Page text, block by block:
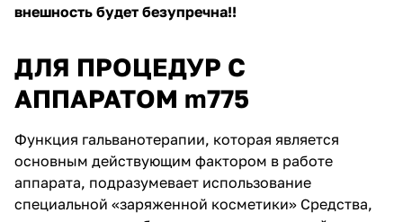
внешность будет безупречна!!
ДЛЯ ПРОЦЕДУР С
АППАРАТОМ m775
Функция гальванотерапии, которая является
основным действующим фактором в работе
аппарата, подразумевает использование
специальной «заряженной косметики» Средства,